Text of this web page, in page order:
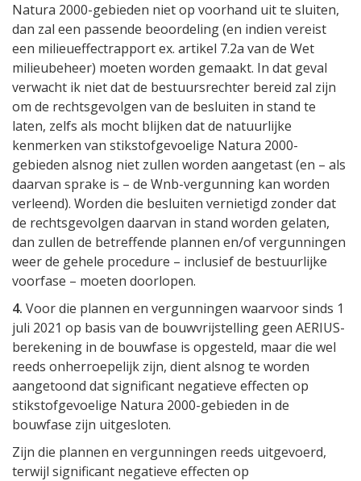
Natura 2000-gebieden niet op voorhand uit te sluiten,
dan zal een passende beoordeling (en indien vereist
een milieueffectrapport ex. artikel 7.2a van de Wet
milieubeheer) moeten worden gemaakt. In dat geval
verwacht ik niet dat de bestuursrechter bereid zal zijn
om de rechtsgevolgen van de besluiten in stand te
laten, zelfs als mocht blijken dat de natuurlijke
kenmerken van stikstofgevoelige Natura 2000-
gebieden alsnog niet zullen worden aangetast (en – als
daarvan sprake is – de Wnb-vergunning kan worden
verleend). Worden die besluiten vernietigd zonder dat
de rechtsgevolgen daarvan in stand worden gelaten,
dan zullen de betreffende plannen en/of vergunningen
weer de gehele procedure – inclusief de bestuurlijke
voorfase – moeten doorlopen.
4. Voor die plannen en vergunningen waarvoor sinds 1
juli 2021 op basis van de bouwvrijstelling geen AERIUS-
berekening in de bouwfase is opgesteld, maar die wel
reeds onherroepelijk zijn, dient alsnog te worden
aangetoond dat significant negatieve effecten op
stikstofgevoelige Natura 2000-gebieden in de
bouwfase zijn uitgesloten.
Zijn die plannen en vergunningen reeds uitgevoerd,
terwijl significant negatieve effecten op